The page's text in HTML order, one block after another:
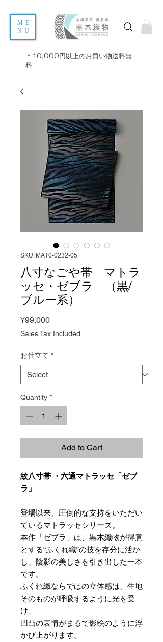
ME
NU
＊10,000円以上のお買い物送料無
料
SKU: MA10-0232-05
八寸なごや帯 マトラ
ッセ・ゼブラ （黒/
ブルー系）
¥99,000Price
Sales Tax Included
お仕立て *
Quantity *
Add to Cart
紋八寸帯 ・六通マトラッセ「ゼブ
ラ」
登場以来、圧倒的な支持をいただい
ているマトラッセシリーズ。
本作「ゼブラ」は、黒木織物が得意
とする“ふくれ織”の技を存分に活か
し、陰影の美しさを引き出した一本
です。
ふくれ織ならではの立体感は、生地
そのものが呼吸するように光を受
け、
凹凸の表情がまるで影絵のように浮
かび上がります。